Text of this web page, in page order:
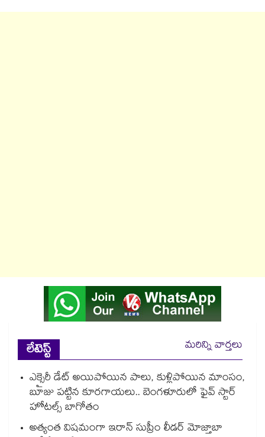
లేటెస్ట్
మరిన్ని వార్తలు
ఎక్సైరీ డేట్ అయిపోయిన పాలు, కుళ్లిపోయిన మాంసం,
బూజు పట్టిన కూరగాయలు.. బెంగళూరులో ఫైవ్ స్టార్
హోటల్స్ బాగోతం
అత్యంత విషమంగా ఇరాన్ సుప్రీం లీడర్ మోజ్తాబా